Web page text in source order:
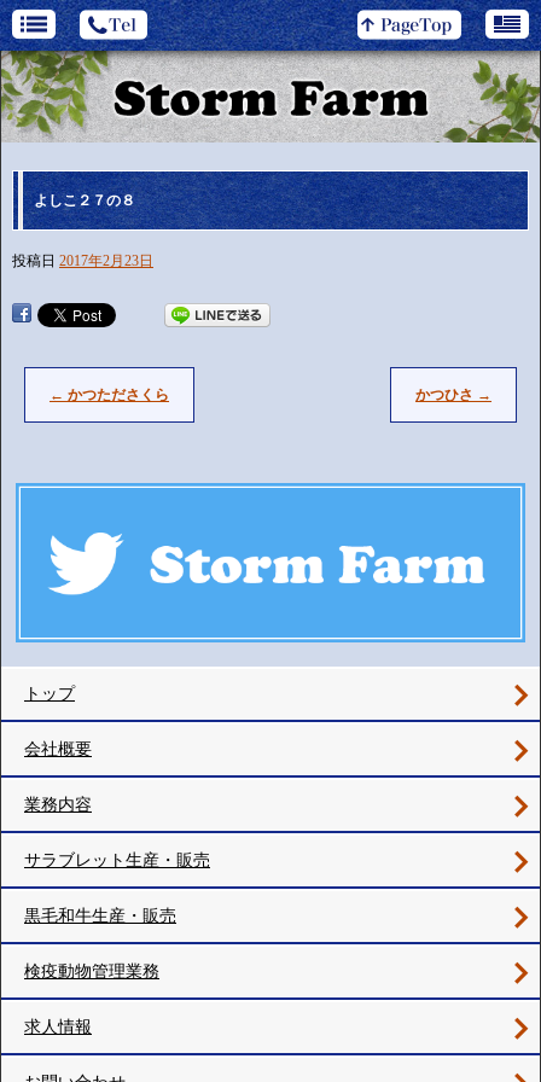
よしこ２７の８
投稿日 2017年2月23日
← かつたださくら かつひさ →
トップ
会社概要
業務内容
サラブレット生産・販売
黒毛和牛生産・販売
検疫動物管理業務
求人情報